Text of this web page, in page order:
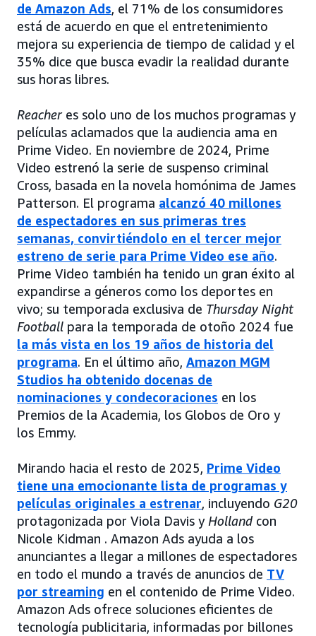
de Amazon Ads, el 71% de los consumidores
está de acuerdo en que el entretenimiento
mejora su experiencia de tiempo de calidad y el
35% dice que busca evadir la realidad durante
sus horas libres.
Reacher es solo uno de los muchos programas y
películas aclamados que la audiencia ama en
Prime Video. En noviembre de 2024, Prime
Video estrenó la serie de suspenso criminal
Cross, basada en la novela homónima de James
Patterson. El programa alcanzó 40 millones
de espectadores en sus primeras tres
semanas, convirtiéndolo en el tercer mejor
estreno de serie para Prime Video ese año.
Prime Video también ha tenido un gran éxito al
expandirse a géneros como los deportes en
vivo; su temporada exclusiva de Thursday Night
Football para la temporada de otoño 2024 fue
la más vista en los 19 años de historia del
programa. En el último año, Amazon MGM
Studios ha obtenido docenas de
nominaciones y condecoraciones en los
Premios de la Academia, los Globos de Oro y
los Emmy.
Mirando hacia el resto de 2025, Prime Video
tiene una emocionante lista de programas y
películas originales a estrenar, incluyendo G20
protagonizada por Viola Davis y Hollandcon
Nicole Kidman . Amazon Ads ayuda a los
anunciantes a llegar a millones de espectadores
en todo el mundo a través de anuncios de TV
por streaming en el contenido de Prime Video.
Amazon Ads ofrece soluciones eficientes de
tecnología publicitaria, informadas por billones